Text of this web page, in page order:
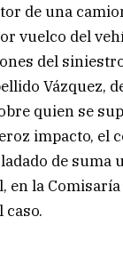
de una
vuelco del
del
Vázquez,
quien se
impacto, el
de suma
en la